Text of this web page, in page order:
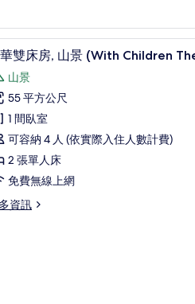
級寢具、羽絨被、免費迷你吧物品、客
高級寢具
7 雙床房, 山景 (With Children
山景
55 平方公尺
1 間臥室
可容納 4 人 (依實際入住人數計費)
2 張單人床
免費無線上網
資訊